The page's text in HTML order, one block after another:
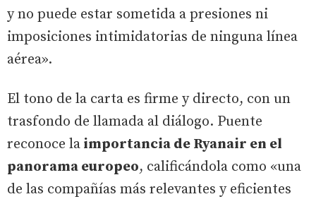
y no puede estar sometida a presiones ni
imposiciones intimidatorias de ninguna línea
aérea».
El tono de la carta es firme y directo, con un
trasfondo de llamada al diálogo. Puente
reconoce la importancia de Ryanair en el
panorama europeo, calificándola como «una
de las compañías más relevantes y eficientes